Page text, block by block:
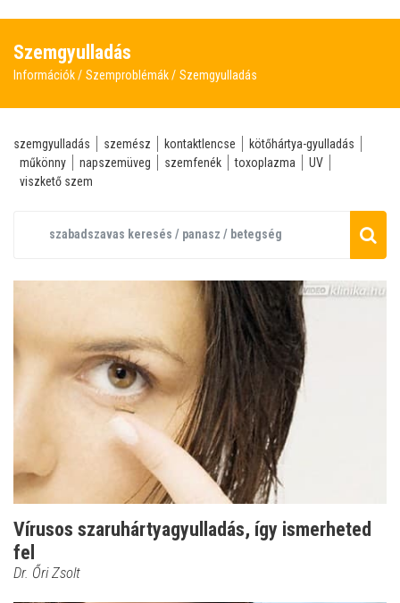
Szemgyulladás
Információk Szemproblémák Szemgyulladás
szemgyulladás szemész kontaktlencse
kötőhártya-gyulladás
műkönny
napszemüveg szemfenék toxoplazma
UV
viszkető szem
Vírusos szaruhártyagyulladás, így ismerheted
fel
Dr. Őri Zsolt